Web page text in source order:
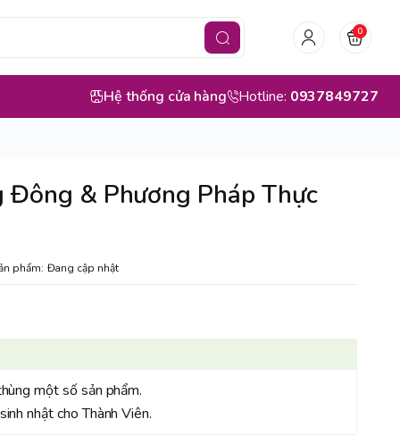
0
Hệ thống cửa hàng Hotline: 0937849727
Đông & Phương Pháp Thực
phẩm: Đang cập nhật
một số sản phẩm.
nhật cho Thành Viên.